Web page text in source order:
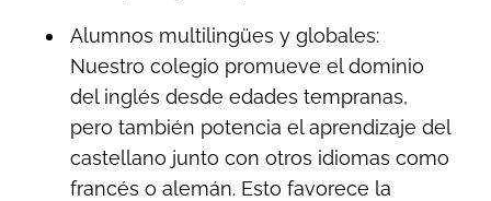
Alumnos multilingües y globales:
Nuestro colegio promueve el dominio
del inglés desde edades tempranas,
pero también potencia el aprendizaje del
castellano junto con otros idiomas como
francés o alemán. Esto favorece la